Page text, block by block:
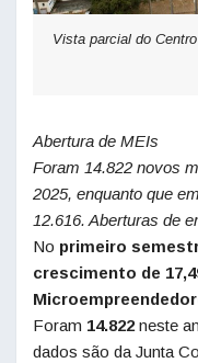
Vista parcial do
Abertura de MEIs
Foram 14.822 novos
2025, enquanto que
12.616. Aberturas de
No primeiro
crescimento de
Foram 14.822 neste
dados são da Junta